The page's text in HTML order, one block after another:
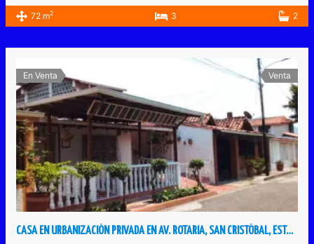
72 m2 3 2
En Venta Venta
CASA EN URBANIZACIÓN PRIVADA EN AV. ROTARIA, SAN CRISTÓBAL, ESTADO TÁCHIRA, VENEZUELA.